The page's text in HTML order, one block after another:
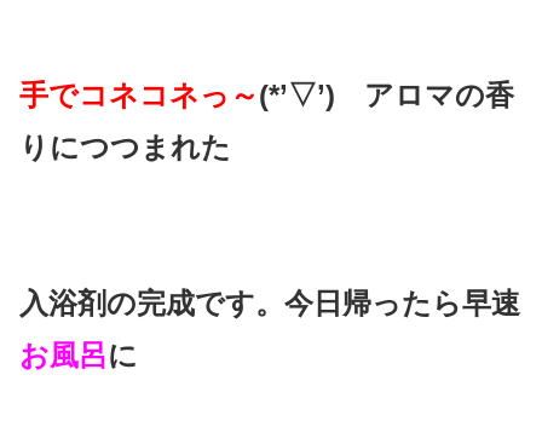
手でコネコネっ～(*’▽’) アロマの香
りにつつまれた
入浴剤の完成です。 今日帰ったら早速
お風呂に